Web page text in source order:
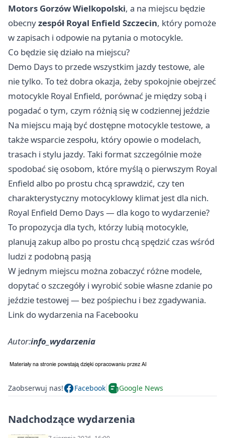
Motors Gorzów Wielkopolski, a na miejscu będzie
obecnyzespół Royal Enfield Szczecin, który pomoże
w zapisach i odpowie na pytania o motocykle.
Co będzie się działo na miejscu?
Demo Days to przede wszystkim jazdy testowe, ale
nie tylko. To też dobra okazja, żeby spokojnie obejrzeć
motocykle Royal Enfield, porównać je między sobą i
pogadać o tym, czym różnią się w codziennej jeździe
Na miejscu mają być dostępne motocykle testowe, a
także wsparcie zespołu, który opowie o modelach,
trasach i stylu jazdy. Taki format szczególnie może
spodobać się osobom, które myślą o pierwszym Royal
Enfield albo po prostu chcą sprawdzić, czy ten
charakterystyczny motocyklowy klimat jest dla nich.
Royal Enfield Demo Days — dla kogo to wydarzenie?
To propozycja dla tych, którzy lubią motocykle,
planują zakup albo po prostu chcą spędzić czas wśród
ludzi z podobną pasją
W jednym miejscu można zobaczyć różne modele,
dopytać o szczegóły i wyrobić sobie własne zdanie po
jeździe testowej — bez pośpiechu i bez zgadywania.
Link do wydarzenia na Facebooku
Autor:info_wydarzenia
Zaobserwuj nas! Facebook Google News
Nadchodzące wydarzenia